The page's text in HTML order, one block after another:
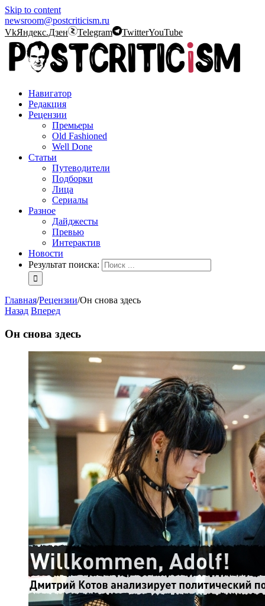
Skip to content
newsroom@postcriticism.ru
VkЯндекс.Дзен Telegram TwitterYouTube
Навигатор
Редакция
Рецензии
Премьеры
Old Fashioned
Well Done
Статьи
Путеводители
Подборки
Лица
Сериалы
Разное
Дайджесты
Превью
Интерактив
Новости
Результат поиска:
Главная/Рецензии/Он снова здесь
Назад Вперед
Он снова здесь